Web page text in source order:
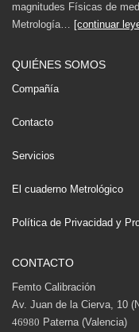
magnitudes Físicas de
Metrología… [continuar
QUIÉNES SOMOS
Compañía
Contacto
Servicios
El cuaderno Metrológico
Política de Privacidad y
CONTACTO
Femto Calibración
Av. Juan de la Cierva, 10
46980 Paterna (Valencia)